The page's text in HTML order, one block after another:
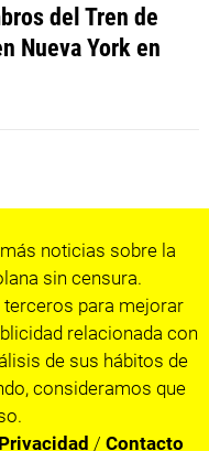
del Tren de
Nueva York en
noticias sobre la
sin censura.
para mejorar
relacionada con
de sus hábitos de
consideramos que
/ Contacto